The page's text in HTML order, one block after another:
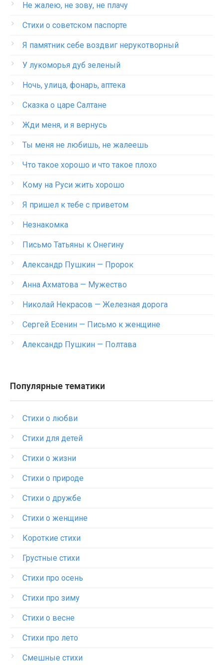
Не жалею, не зову, не плачу
Стихи о советском паспорте
Я памятник себе воздвиг нерукотворный
У лукоморья дуб зеленый
Ночь, улица, фонарь, аптека
Сказка о царе Салтане
Жди меня, и я вернусь
Ты меня не любишь, не жалеешь
Что такое хорошо и что такое плохо
Кому на Руси жить хорошо
Я пришел к тебе с приветом
Незнакомка
Письмо Татьяны к Онегину
Александр Пушкин — Пророк
Анна Ахматова — Мужество
Николай Некрасов — Железная дорога
Сергей Есенин — Письмо к женщине
Александр Пушкин — Полтава
Популярные тематики
Стихи о любви
Стихи для детей
Стихи о жизни
Стихи о природе
Стихи о дружбе
Стихи о женщине
Короткие стихи
Грустные стихи
Стихи про осень
Стихи про зиму
Стихи о весне
Стихи про лето
Смешные стихи